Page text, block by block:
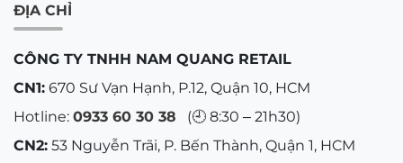
ĐỊA CHỈ
CÔNG TY TNHH NAM QUANG RETAIL
CN1: 670 Sư Vạn Hạnh, P.12, Quận 10, HCM
Hotline: 0933 60 30 38 (🕘 8:30 – 21h30)
CN2: 53 Nguyễn Trãi, P. Bến Thành, Quận 1, HCM